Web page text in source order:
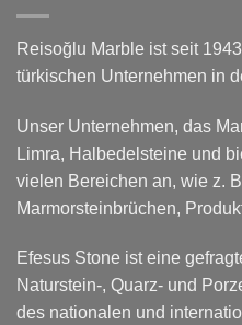
Reisoğlu Marble ist seit
türkischen Unternehmen in
Unser Unternehmen, das
Limra, Halbedelsteine und
vielen Bereichen an, wie z.
Marmorsteinbrüchen,
Efesus Stone ist eine
Naturstein-, Quarz- und
des nationalen und